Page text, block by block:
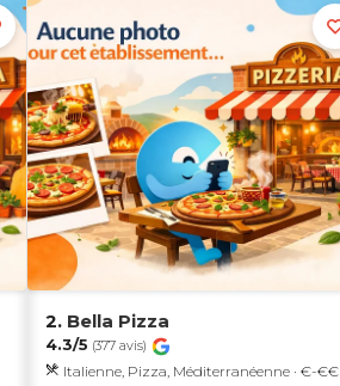
2. Bella Pizza
4.3/5 (377 avis)
Italienne, Pizza, Méditerranéenne · €-€€